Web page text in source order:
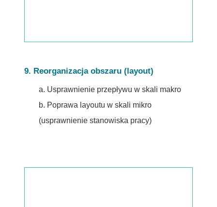
9. Reorganizacja obszaru (layout)
a. Usprawnienie przepływu w skali makro
b. Poprawa layoutu w skali mikro
(usprawnienie stanowiska pracy)